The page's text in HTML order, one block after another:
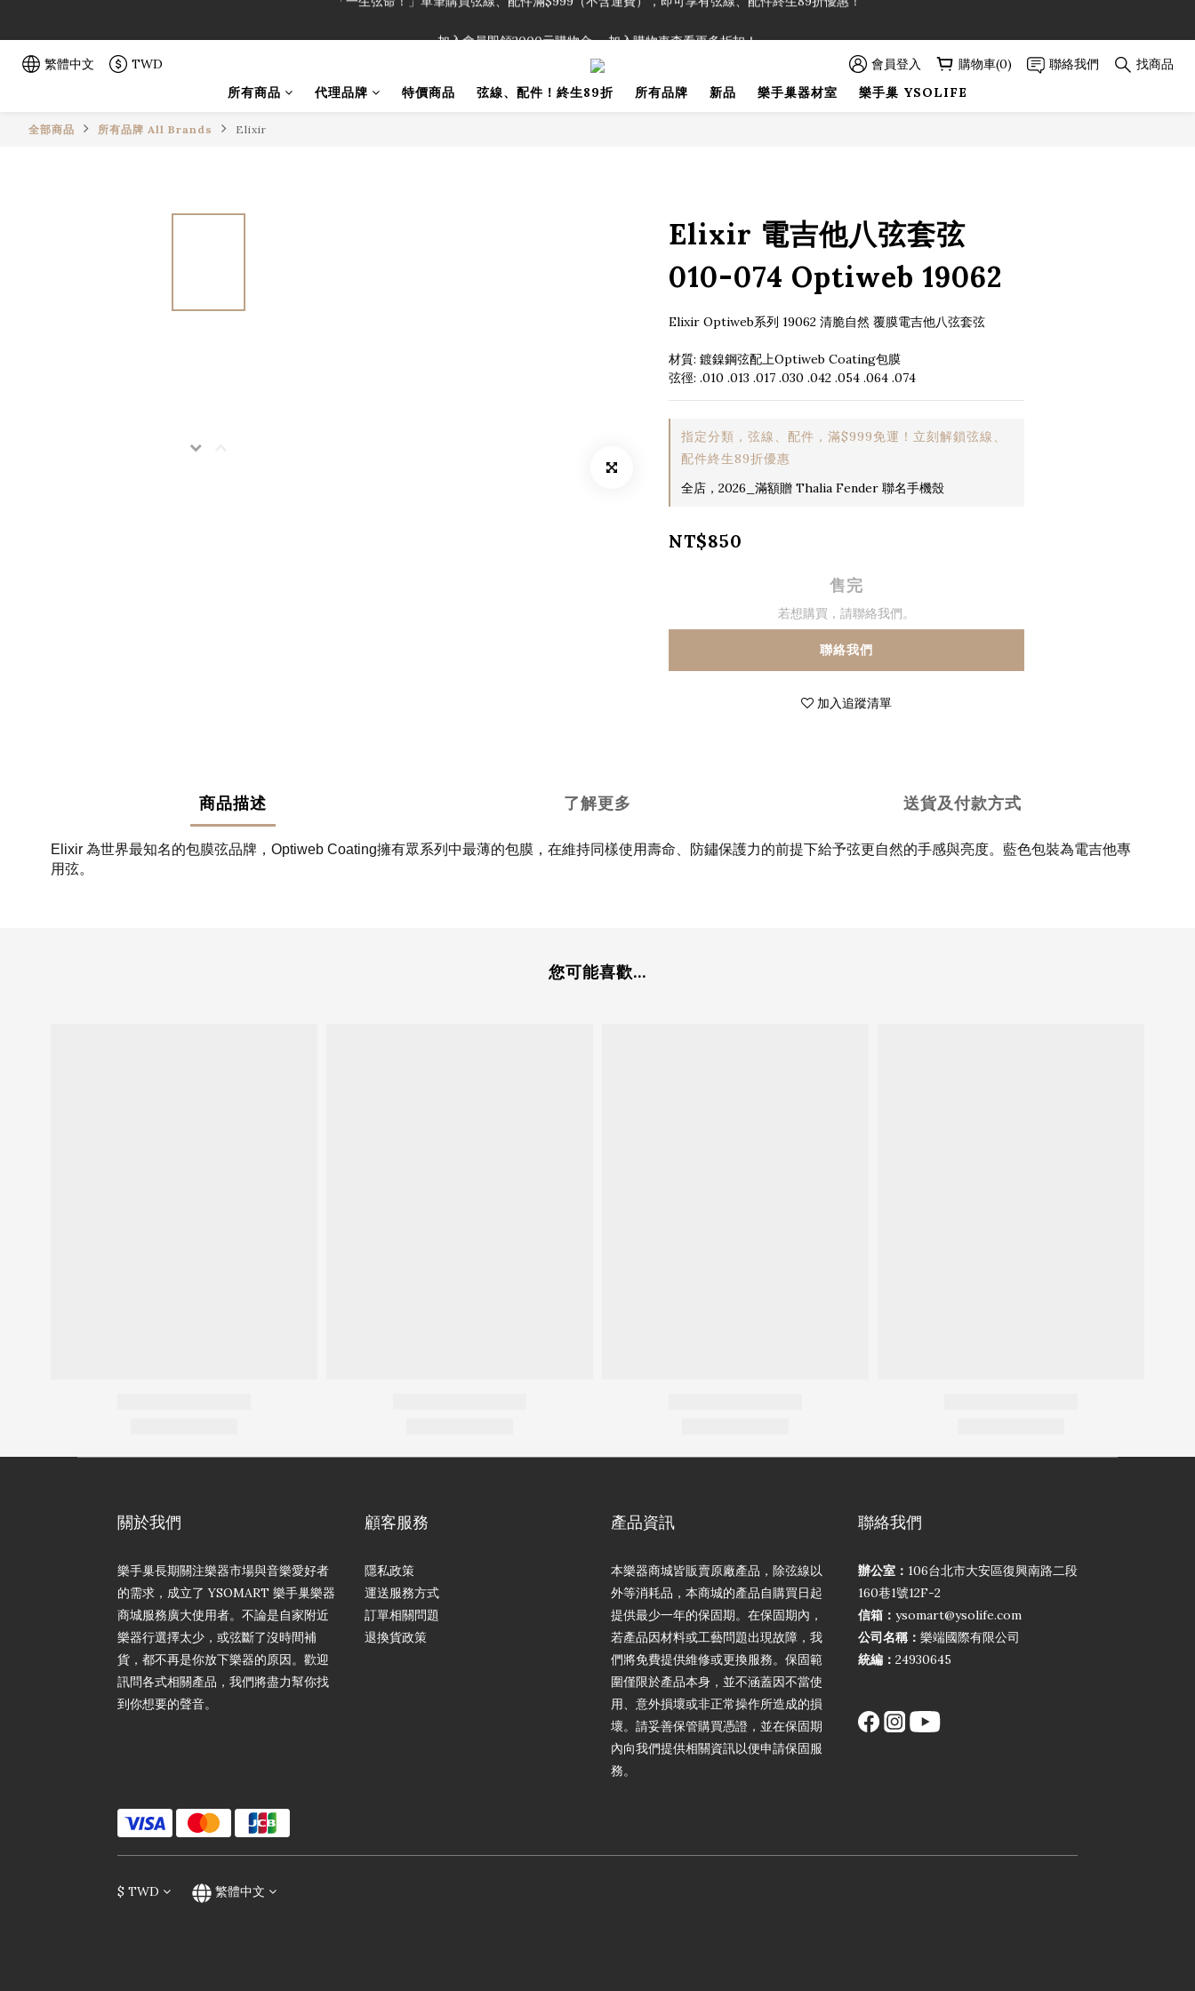
「一生弦命！」單筆購買弦線、配件滿$999（不含運費），即可享有弦線、配件終生89折優惠！
繁體中文 TWD 會員登入 購物車(0) 聯絡我們
找商品
所有商品
代理品牌 特價商品 弦線、配件！終生89折 所有品牌 新品 樂手巢器材室 樂手巢 YSOLIFE
全部商品 所有品牌 All Brands Elixir
Elixir 電吉他八弦套弦
010-074 Optiweb 19062
Elixir Optiweb系列 19062 清脆自然 覆膜電吉他八弦套弦
材質: 鍍鎳鋼弦配上Optiweb Coating包膜
弦徑: .010 .013 .017 .030 .042 .054 .064 .074
指定分類，弦線、配件，滿$999免運！立刻解鎖弦線、
配件終生89折優惠
全店，2026_滿額贈 Thalia Fender 聯名手機殼
NT$850
售完
若想購買，請聯絡我們。
聯絡我們
加入追蹤清單
商品描述 了解更多 送貨及付款方式
Elixir 為世界最知名的包膜弦品牌，Optiweb Coating擁有眾系列中最薄的包膜，在維持同樣使用壽命、防鏽保護力的前提下給予弦更自然的手感與亮度。藍色包裝為電吉他專
用弦。
您可能喜歡...
關於我們
樂手巢長期關注樂器市場與音樂愛好者
的需求，成立了 YSOMART 樂手巢樂器
商城服務廣大使用者。不論是自家附近
樂器行選擇太少，或弦斷了沒時間補
貨，都不再是你放下樂器的原因。歡迎
訊問各式相關產品，我們將盡力幫你找
到你想要的聲音。
顧客服務
隱私政策
運送服務方式
訂單相關問題
退換貨政策
產品資訊
本樂器商城皆販賣原廠產品，除弦線以
外等消耗品，本商城的產品自購買日起
提供最少一年的保固期。在保固期內，
若產品因材料或工藝問題出現故障，我
們將免費提供維修或更換服務。保固範
圍僅限於產品本身，並不涵蓋因不當使
用、意外損壞或非正常操作所造成的損
壞。請妥善保管購買憑證，並在保固期
內向我們提供相關資訊以便申請保固服
務。
聯絡我們
辦公室： 106台北市大安區復興南路二段
160巷1號12F-2
信箱： ysomart@ysolife.com
公司名稱： 樂端國際有限公司
統編： 24930645
$ TWD 繁體中文